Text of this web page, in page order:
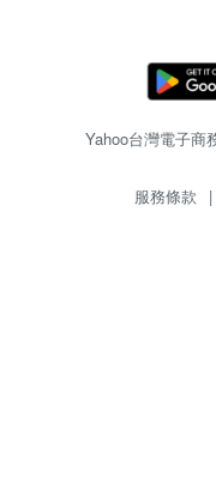
Yahoo台灣電子商
服務條款 |